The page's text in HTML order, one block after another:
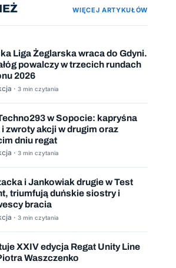
WIĘCEJ ARTYKUŁÓW
Liga Żeglarska wraca do Gdyni.
powalczy w trzecich rundach
2026
· 3 min czytania
w Sopocie: kapryśna
i zwroty akcji w drugim oraz
dniu regat
· 3 min czytania
i Jankowiak drugie w Test
triumfują duńskie siostry i
bracia
· 3 min czytania
XXIV edycja Regat Unity Line
Waszczenko